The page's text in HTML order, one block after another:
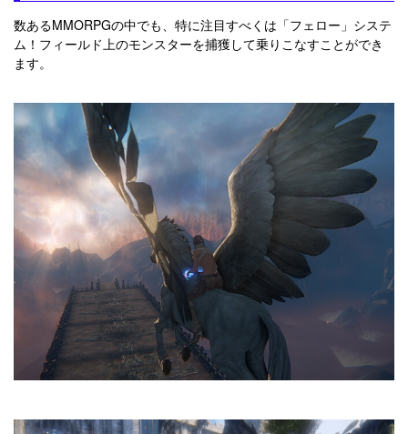
数あるMMORPGの中でも、特に注目すべくは「フェロー」システ
ム！フィールド上のモンスターを捕獲して乗りこなすことができ
ます。